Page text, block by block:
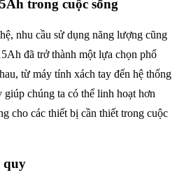
trong cuộc sống
nhu cầu sử dụng năng lượng cũng
đã trở thành một lựa chọn phổ
từ máy tính xách tay đến hệ thống
chúng ta có thể linh hoạt hơn
cho các thiết bị cần thiết trong cuộc
quy